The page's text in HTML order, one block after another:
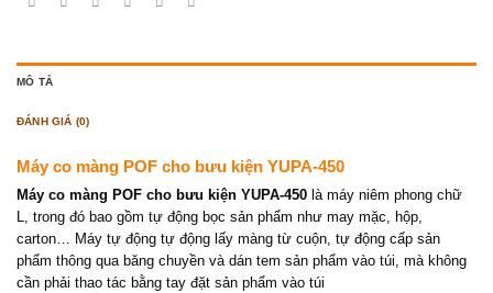
MÔ TẢ
ĐÁNH GIÁ (0)
Máy co màng POF cho bưu kiện YUPA-450
Máy co màng POF cho bưu kiện YUPA-450 là máy niêm phong chữ
L, trong đó bao gồm tự động bọc sản phẩm như may mặc, hộp,
carton… Máy tự động tự động lấy màng từ cuộn, tự động cấp sản
phẩm thông qua băng chuyền và dán tem sản phẩm vào túi, mà không
cần phải thao tác bằng tay đặt sản phẩm vào túi